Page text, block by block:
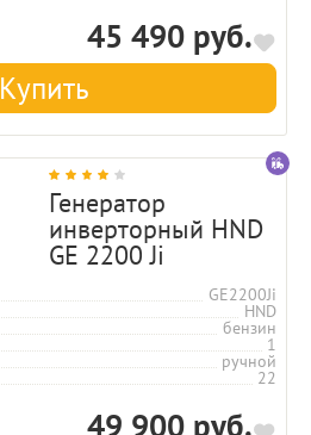
45 490 руб.
Купить
Генератор
инверторный HND
GE 2200 Ji
GE2200Ji
HND
бензин
1
ручной
22
49 900 руб.